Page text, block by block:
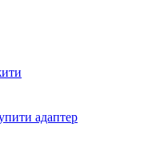
адаптер